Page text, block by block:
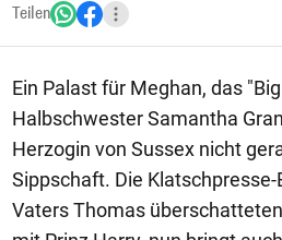
Teilen
Ein Palast für Meghan, das
Halbschwester Samantha
Herzogin von Sussex nicht
Sippschaft. Die
Vaters Thomas